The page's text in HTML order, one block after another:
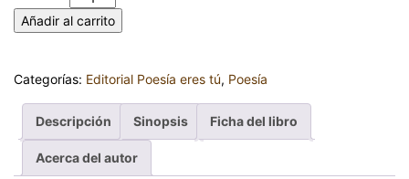
Añadir al carrito
Categorías: Editorial Poesía eres tú, Poesía
Descripción Sinopsis Ficha del libro
Acerca del autor